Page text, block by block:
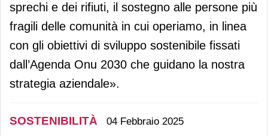
sprechi e dei rifiuti, il sostegno alle persone più
fragili delle comunità in cui operiamo, in linea
con gli obiettivi di sviluppo sostenibile fissati
dall’Agenda Onu 2030 che guidano la nostra
strategia aziendale».
SOSTENIBILITÀ 04 Febbraio 2025